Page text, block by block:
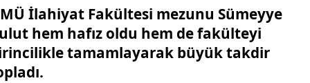
İlahiyat Fakültesi mezunu Sümeyye
hem hafız oldu hem de fakülteyi
tamamlayarak büyük takdir